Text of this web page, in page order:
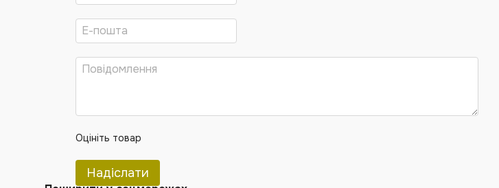
Оцініть товар
Надіслати